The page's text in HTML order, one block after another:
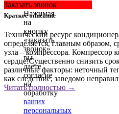
Заказать звонок
Нажимая
на
кнопку
«заказать
звонок»
вы
даете
согласие
на
обработку
ваших
персональных
Краткое описание
Технический ресурс
определяется, главным образом,
узла – компрессора. Компрессор
сердце!Существенно снизить
различные факторы: неточный
как следствие, заведомо
Читать полностью →